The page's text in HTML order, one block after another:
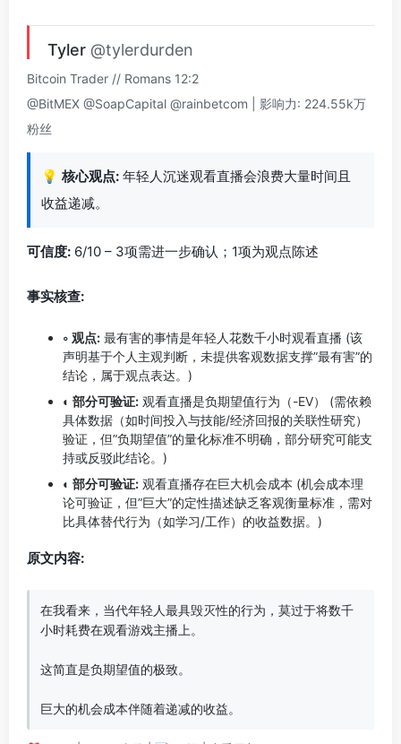
Tyler @tylerdurden
Bitcoin Trader // Romans 12:2
@BitMEX @SoapCapital @rainbetcom | 影响力: 224.55k万
粉丝
💡 核心观点: 年轻人沉迷观看直播会浪费大量时间且
收益递减。
可信度: 6/10 – 3项需进一步确认；1项为观点陈述
事实核查:
◦ 观点: 最有害的事情是年轻人花数千小时观看直播 (该
声明基于个人主观判断，未提供客观数据支撑”最有害”的
结论，属于观点表达。)
◐ 部分可验证: 观看直播是负期望值行为（-EV） (需依赖
具体数据（如时间投入与技能/经济回报的关联性研究）
验证，但”负期望值”的量化标准不明确，部分研究可能支
持或反驳此结论。)
◐ 部分可验证: 观看直播存在巨大机会成本 (机会成本理
论可验证，但”巨大”的定性描述缺乏客观衡量标准，需对
比具体替代行为（如学习/工作）的收益数据。)
原文内容:
在我看来，当代年轻人最具毁灭性的行为，莫过于将数千
小时耗费在观看游戏主播上。
这简直是负期望值的极致。
巨大的机会成本伴随着递减的收益。